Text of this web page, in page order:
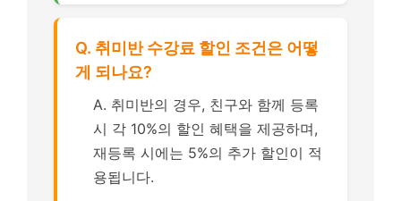
Q. 취미반 수강료 할인 조건은 어떻
게 되나요?
A. 취미반의 경우, 친구와 함께 등록
시 각 10%의 할인 혜택을 제공하며,
재등록 시에는 5%의 추가 할인이 적
용됩니다.